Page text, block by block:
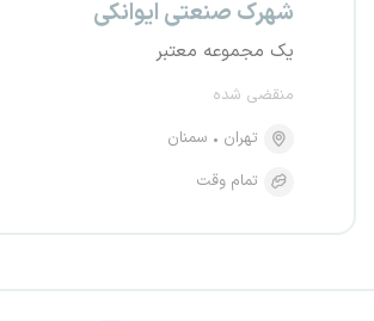
شهرک صنعتی ایوانکی
یک مجموعه معتبر
منقضی شده
تهران
سمنان
تمام وقت